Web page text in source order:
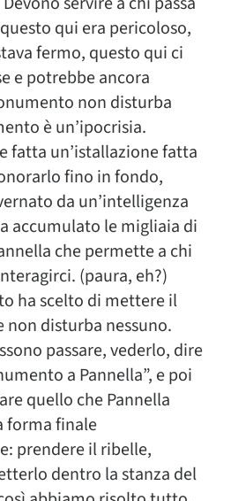
qui era pericoloso,
fermo, questo qui ci
e potrebbe ancora
non disturba
è un’ipocrisia.
fatta un’istallazione fatta
fino in fondo,
da un’intelligenza
accumulato le migliaia di
che permette a chi
(paura, eh?)
ha scelto di mettere il
disturba nessuno.
passare, vederlo, dire
a Pannella”, e poi
quello che Pannella
forma finale
prendere il ribelle,
dentro la stanza del